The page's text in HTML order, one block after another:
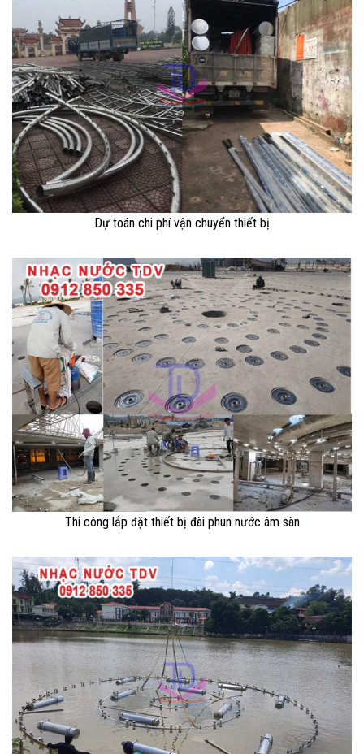
Dự toán chi phí vận chuyển thiết bị
Thi công lắp đặt thiết bị đài phun nước âm sàn